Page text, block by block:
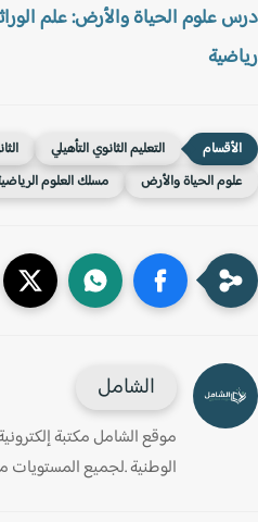
علوم الحياة والأرض: علم الوراثة
التعليم الثانوي التأهيلي
الحياة والأرض
مسلك العلوم الرياضية (أ)
الشامل
موقع الشامل مكتبة إلكترونية
الوطنية .لجميع المستويات من